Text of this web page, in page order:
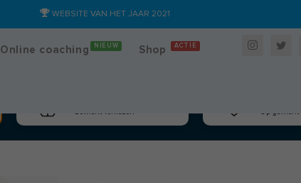
WEBSITE VAN HET JAAR 2021
Online coaching NIEUW Shop ACTIE